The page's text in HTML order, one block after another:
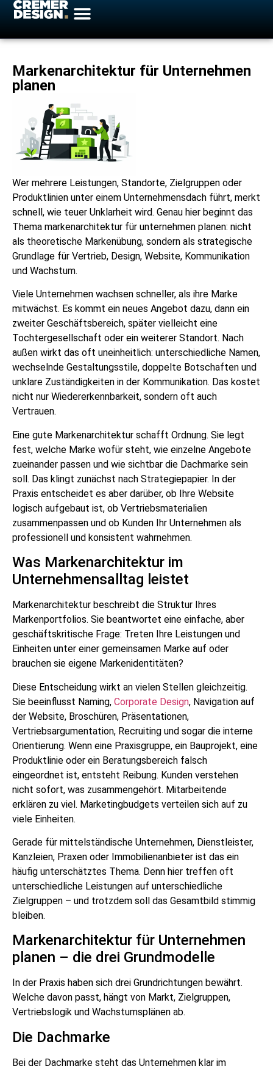
Markenarchitektur für Unternehmen
planen
Wer mehrere Leistungen, Standorte, Zielgruppen oder
Produktlinien unter einem Unternehmensdach führt, merkt
schnell, wie teuer Unklarheit wird. Genau hier beginnt das
Thema markenarchitektur für unternehmen planen: nicht
als theoretische Markenübung, sondern als strategische
Grundlage für Vertrieb, Design, Website, Kommunikation
und Wachstum.
Viele Unternehmen wachsen schneller, als ihre Marke
mitwächst. Es kommt ein neues Angebot dazu, dann ein
zweiter Geschäftsbereich, später vielleicht eine
Tochtergesellschaft oder ein weiterer Standort. Nach
außen wirkt das oft uneinheitlich: unterschiedliche Namen,
wechselnde Gestaltungsstile, doppelte Botschaften und
unklare Zuständigkeiten in der Kommunikation. Das kostet
nicht nur Wiedererkennbarkeit, sondern oft auch
Vertrauen.
Eine gute Markenarchitektur schafft Ordnung. Sie legt
fest, welche Marke wofür steht, wie einzelne Angebote
zueinander passen und wie sichtbar die Dachmarke sein
soll. Das klingt zunächst nach Strategiepapier. In der
Praxis entscheidet es aber darüber, ob Ihre Website
logisch aufgebaut ist, ob Vertriebsmaterialien
zusammenpassen und ob Kunden Ihr Unternehmen als
professionell und konsistent wahrnehmen.
Was Markenarchitektur im
Unternehmensalltag leistet
Markenarchitektur beschreibt die Struktur Ihres
Markenportfolios. Sie beantwortet eine einfache, aber
geschäftskritische Frage: Treten Ihre Leistungen und
Einheiten unter einer gemeinsamen Marke auf oder
brauchen sie eigene Markenidentitäten?
Diese Entscheidung wirkt an vielen Stellen gleichzeitig.
Sie beeinflusst Naming, Corporate Design, Navigation auf
der Website, Broschüren, Präsentationen,
Vertriebsargumentation, Recruiting und sogar die interne
Orientierung. Wenn eine Praxisgruppe, ein Bauprojekt, eine
Produktlinie oder ein Beratungsbereich falsch
eingeordnet ist, entsteht Reibung. Kunden verstehen
nicht sofort, was zusammengehört. Mitarbeitende
erklären zu viel. Marketingbudgets verteilen sich auf zu
viele Einheiten.
Gerade für mittelständische Unternehmen, Dienstleister,
Kanzleien, Praxen oder Immobilienanbieter ist das ein
häufig unterschätztes Thema. Denn hier treffen oft
unterschiedliche Leistungen auf unterschiedliche
Zielgruppen – und trotzdem soll das Gesamtbild stimmig
bleiben.
Markenarchitektur für Unternehmen
planen – die drei Grundmodelle
In der Praxis haben sich drei Grundrichtungen bewährt.
Welche davon passt, hängt von Markt, Zielgruppen,
Vertriebslogik und Wachstumsplänen ab.
Die Dachmarke
Bei der Dachmarke steht das Unternehmen klar im